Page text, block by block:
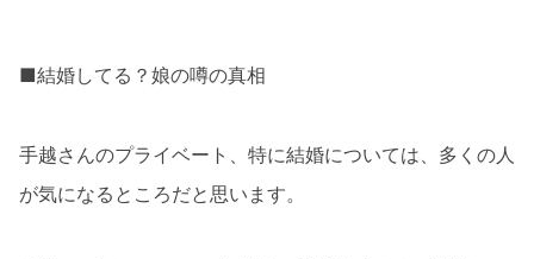
■結婚してる？娘の噂の真相
手越さんのプライベート、特に結婚については、多くの人
が気になるところだと思います。